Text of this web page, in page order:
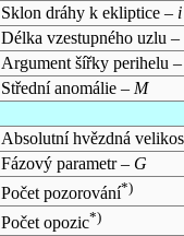
Sklon dráhy k ekliptice – i
Délka vzestupného uzlu –
Argument šířky perihelu
Střední anomálie – M
Absolutní hvězdná
Fázový parametr – G
Počet pozorování*)
Počet opozic*)